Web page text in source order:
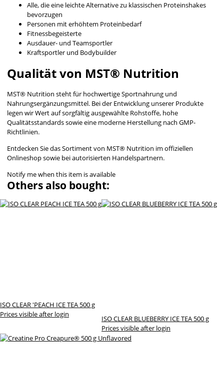
Alle, die eine leichte Alternative zu klassischen Proteinshakes
bevorzugen
Personen mit erhöhtem Proteinbedarf
Fitnessbegeisterte
Ausdauer- und Teamsportler
Kraftsportler und Bodybuilder
Qualität von MST® Nutrition
MST® Nutrition steht für hochwertige Sportnahrung und
Nahrungsergänzungsmittel. Bei der Entwicklung unserer Produkte
legen wir Wert auf sorgfältig ausgewählte Rohstoffe, hohe
Qualitätsstandards sowie eine moderne Herstellung nach GMP-
Richtlinien.
Entdecken Sie das Sortiment von MST® Nutrition im offiziellen
Onlineshop sowie bei autorisierten Handelspartnern.
Notify me when this item is available
Others also bought:
ISO CLEAR 'PEACH ICE TEA 500 g
Prices visible after login
ISO CLEAR BLUEBERRY ICE TEA 500 g
Prices visible after login